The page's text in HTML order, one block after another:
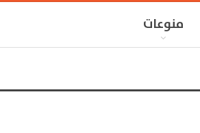
منوعات